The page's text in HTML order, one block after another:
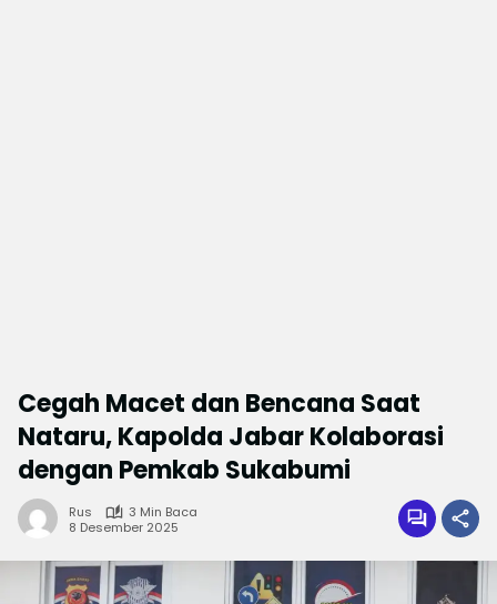
Cegah Macet dan Bencana Saat
Nataru, Kapolda Jabar Kolaborasi
dengan Pemkab Sukabumi
Rus
3 Min Baca
8 Desember 2025